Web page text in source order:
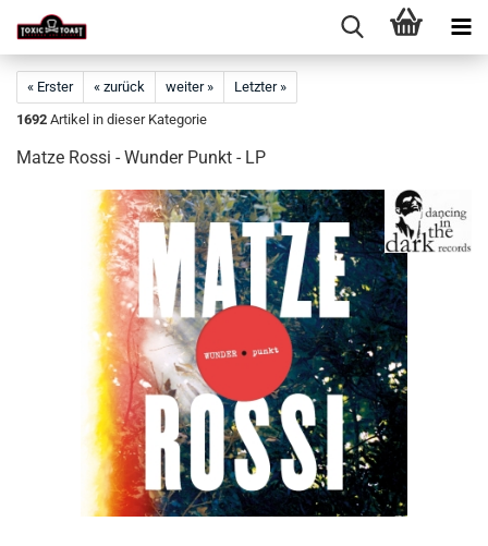
« Erster « zurück weiter »
Letzter »
1692 Artikel in dieser Kategorie
Matze Rossi - Wunder Punkt - LP